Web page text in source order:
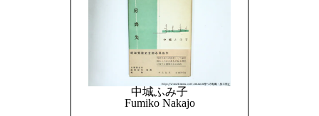
中城ふみ子
Fumiko Nakajo